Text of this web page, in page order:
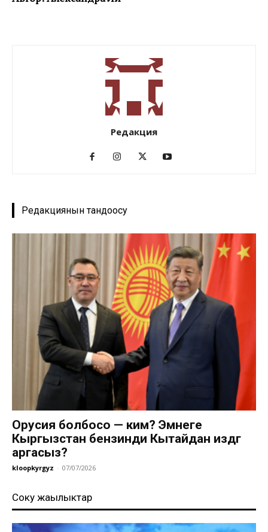
Редакция
Редакциянын тандоосу
Орусия болбосо — ким? Эмнеге
Кыргызстан бензинди Кытайдан издөөгө
аргасыз?
kloopkyrgyz - 07/07/2026
Соңку жаңылыктар